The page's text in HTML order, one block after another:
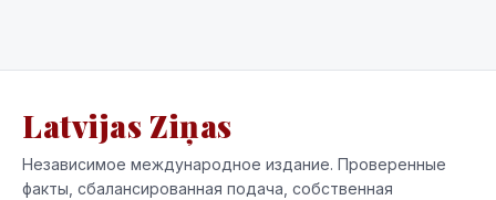
Latvijas Ziņas
Независимое международное издание. Проверенные
факты, сбалансированная подача, собственная